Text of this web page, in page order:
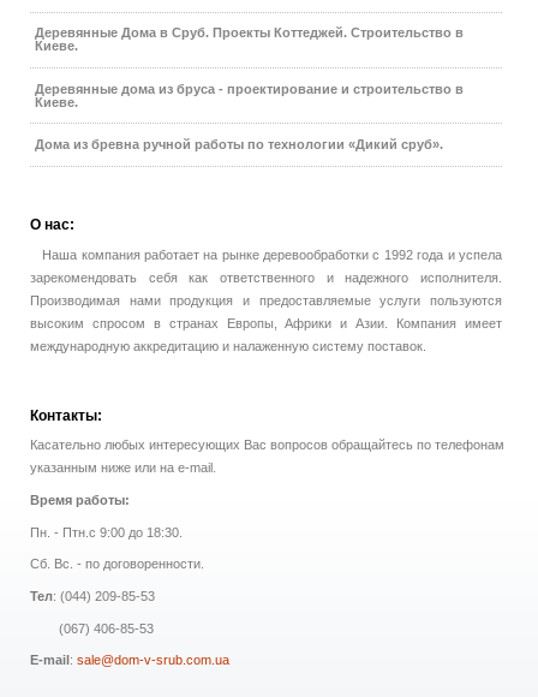
Деревянные Дома в Сруб. Проекты Коттеджей. Строительство в
Киеве.
Деревянные дома из бруса - проектирование и строительство в
Киеве.
Дома из бревна ручной работы по технологии «Дикий сруб».
О нас:
Наша компания работает на рынке деревообработки с 1992 года и успела
зарекомендовать себя как ответственного и надежного исполнителя.
Производимая нами продукция и предоставляемые услуги пользуются
высоким спросом в странах Европы, Африки и Азии. Компания имеет
международную аккредитацию и налаженную систему поставок.
Контакты:
Касательно любых интересующих Вас вопросов обращайтесь по телефонам
указанным ниже или на e-mail.
Время работы:
Пн. - Птн.с 9:00 до 18:30.
Сб. Вс. - по договоренности.
Тел: (044) 209-85-53
(067) 406-85-53
E-mail : sale@dom-v-srub.com.ua